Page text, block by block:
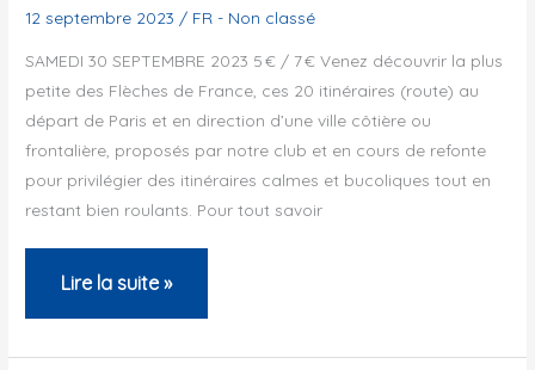
12 septembre 2023 / FR - Non classé
SAMEDI 30 SEPTEMBRE 2023 5 € / 7 € Venez découvrir la plus
petite des Flèches de France, ces 20 itinéraires (route) au
départ de Paris et en direction d’une ville côtière ou
frontalière, proposés par notre club et en cours de refonte
pour privilégier des itinéraires calmes et bucoliques tout en
restant bien roulants. Pour tout savoir
FLÈCHE
PARIS
–
Lire la suite »